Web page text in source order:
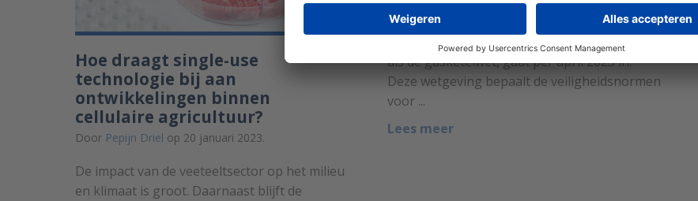
Hoe draagt single-use
technologie bij aan
ontwikkelingen binnen
cellulaire agricultuur?
Door Pepijn Driel op 20 januari 2023.
De impact van de veeteeltsector op het milieu
en klimaat is groot. Daarnaast blijft de
op 17 januari 2023.
Regelgeving EN 50379 deel 2, ook wel bekend
als de gasketelwet, gaat per april 2023 in.
Deze wetgeving bepaalt de veiligheidsnormen
voor ...
Lees meer